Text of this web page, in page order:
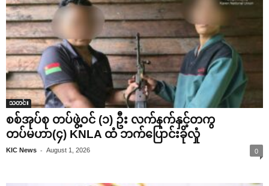
သတင်း
စစ်အုပ်စု တပ်ဖွဲ့ဝင် (၁) ဦး လက်နက်နှင့်တကွ
တပ်မဟာ(၄) KNLA ထံ ဘက်ပြောင်းခိုလှုံ
KIC News - August 1, 2026 0